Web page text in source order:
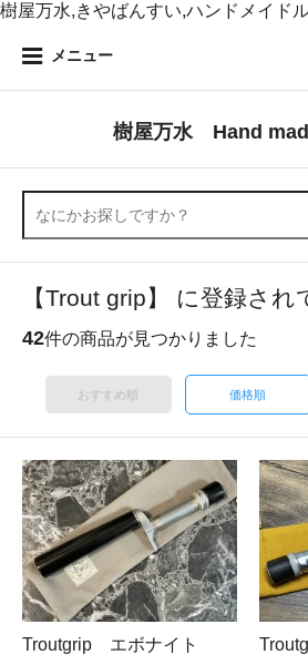
樹屋万水,きやばんすい,ハンドメイド
メニュー
樹屋万水 Hand
【Trout grip】 に登録され
42件の商品が見つかりました
おすすめ順 価格順
Troutgrip エボナイト